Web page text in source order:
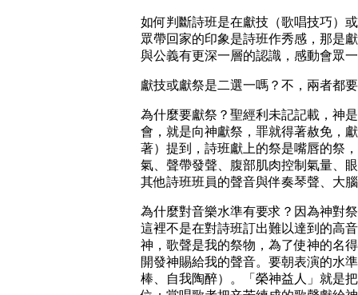
如何判斷詩班是在獻技（歌唱技巧）
眾帶回家的印象是詩班作秀感，那是
與公義有更深一層的認識，感動會眾
獻技或獻祭是二選一嗎？不，兩者都
為什麼要獻祭？聖經利未記記載，神
會，就是向神獻祭，罪就得著赦免，
著）提到，詩班獻上的祭是嘴唇的祭
氣、聲帶發聲、腹部肌肉控制氣量、
其他詩班班員的聲音與伴奏琴聲、大
為什麼對音樂水準有要求？因為神對
這裡不是在對詩班訂出難以達到的高
神，歌聲是我的祭物，為了使神的名
開發神賜給我的聲音。要朝表演的水
棒、自我陶醉）。「榮神益人」就是